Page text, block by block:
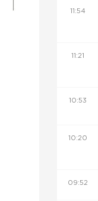
11:54
11:21
10:53
10:20
09:52